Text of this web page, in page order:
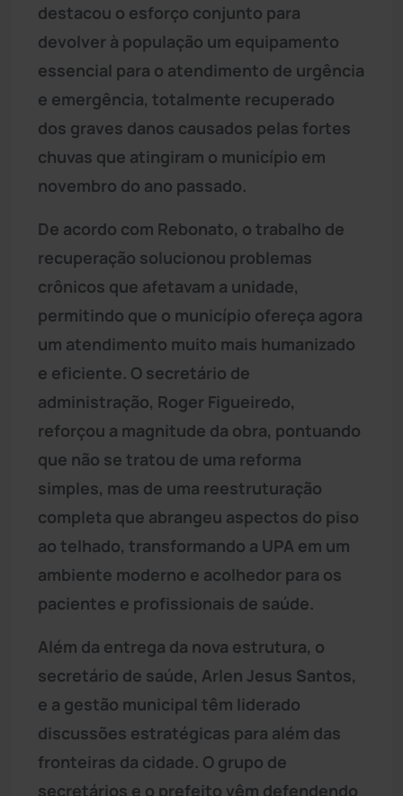
destacou o esforço conjunto para
devolver à população um equipamento
essencial para o atendimento de urgência
e emergência, totalmente recuperado
dos graves danos causados pelas fortes
chuvas que atingiram o município em
novembro do ano passado.
De acordo com Rebonato, o trabalho de
recuperação solucionou problemas
crônicos que afetavam a unidade,
permitindo que o município ofereça agora
um atendimento muito mais humanizado
e eficiente. O secretário de
administração, Roger Figueiredo,
reforçou a magnitude da obra, pontuando
que não se tratou de uma reforma
simples, mas de uma reestruturação
completa que abrangeu aspectos do piso
ao telhado, transformando a UPA em um
ambiente moderno e acolhedor para os
pacientes e profissionais de saúde.
Além da entrega da nova estrutura, o
secretário de saúde, Arlen Jesus Santos,
e a gestão municipal têm liderado
discussões estratégicas para além das
fronteiras da cidade. O grupo de
secretários e o prefeito vêm defendendo